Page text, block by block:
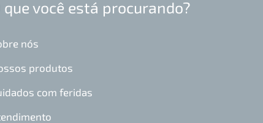
que você está procurando?
nós
produtos
com feridas